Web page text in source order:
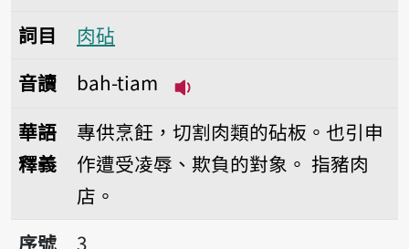
詞目
肉砧
音讀
bah-tiam
華語
釋義
專供烹飪，切割肉類的砧板。也引申
作遭受凌辱、欺負的對象。 指豬肉
店。
序號3慢火
序號
3